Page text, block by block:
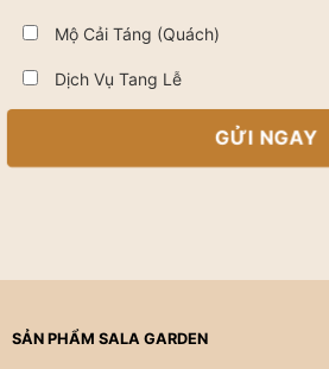
Mộ Cải Táng (Quách)
Dịch Vụ Tang Lễ
SẢN PHẨM SALA GARDEN